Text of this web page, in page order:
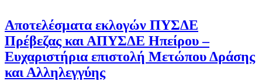
Αποτελέσματα εκλογών ΠΥΣΔΕ
Πρέβεζας και ΑΠΥΣΔΕ Ηπείρου –
Ευχαριστήρια επιστολή Μετώπου Δράσης
και Αλληλεγγύης